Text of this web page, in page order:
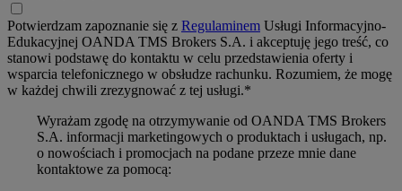
Potwierdzam zapoznanie się z Regulaminem Usługi Informacyjno-
Edukacyjnej OANDA TMS Brokers S.A. i akceptuję jego treść, co
stanowi podstawę do kontaktu w celu przedstawienia oferty i
wsparcia telefonicznego w obsłudze rachunku. Rozumiem, że mogę
w każdej chwili zrezygnować z tej usługi.*
Wyrażam zgodę na otrzymywanie od OANDA TMS Brokers
S.A. informacji marketingowych o produktach i usługach, np.
o nowościach i promocjach na podane przeze mnie dane
kontaktowe za pomocą: